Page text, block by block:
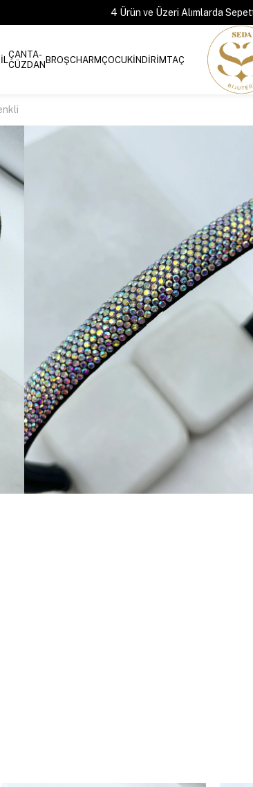
4 Ürün ve Üzeri Alımlarda
ÇANTA-
CÜZDANBROŞCHARMÇOCUKİNDİRİMTAÇ